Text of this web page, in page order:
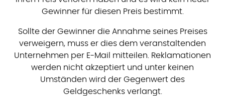
Gewinner für diesen Preis bestimmt.
Sollte der Gewinner die Annahme seines Preises
verweigern, muss er dies dem veranstaltenden
Unternehmen per E-Mail mitteilen. Reklamationen
werden nicht akzeptiert und unter keinen
Umständen wird der Gegenwert des
Geldgeschenks verlangt.